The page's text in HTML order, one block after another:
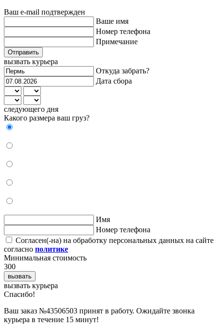
Ваш e-mail подтвержден
Ваше имя
Номер телефона
Примечание
Отправить
вызвать курьера
Откуда забрать?
Дата сбора
следующего дня
Какого размера ваш груз?
Имя
Номер телефона
Согласен(-на) на обработку персональных данных на сайте
согласно политике
Минимальная стоимость
300
вызвать
вызвать курьера
Cпасибо!
Ваш заказ №43506503 принят в работу. Ожидайте звонка
курьера в течение 15 минут!